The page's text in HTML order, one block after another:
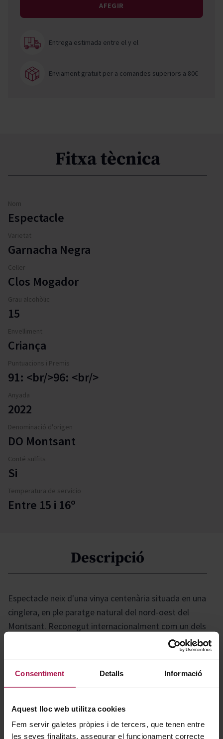
Consentiment Detalls Informació
Aquest lloc web utilitza cookies
Fem servir galetes pròpies i de tercers, que tenen entre
les seves finalitats, assegurar el funcionament correcte
AFEGIR
Entrega estimada entre ely el
Enviament gratuït per a comandes superiors a 80€
Fitxa tècnica
Nom
Espectacle
Varietat
Garnacha Negra
Celler
Clos Mogador
Grau alcohòlic
15
Envelliment
Criança
Puntuacions i Premis
91: <br/>96: <br/>
Anyada
2022
Denominació d'origen
DO Montsant
Conté sulfits
Si
Temperatura de servicio
Entre 15 i 16º
Descripció
Espectacle neix d'una vinya centenària situada en una
cinglera, en ple paratge natural del nord-oest del
Montsant. Reconegut internacionalment com un dels
extraordinària delicadesa i complexitat, reflectint
fidelment el caràcter únic del seu terrer. Un vi exclusiu
Gastronomía